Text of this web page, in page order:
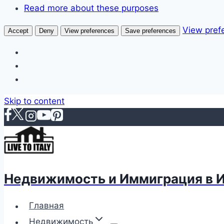
Read more about these purposes
Accept Deny View preferences Save preferences View
Skip to content
Недвижимость и Иммиграция в
Главная
Недвижимость